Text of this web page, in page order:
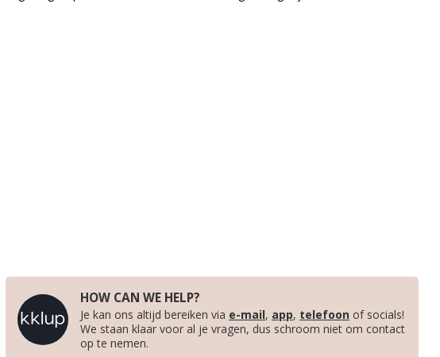
HOW CAN WE HELP?
Je kan ons altijd bereiken via e-mail, app, telefoon of socials!
We staan klaar voor al je vragen, dus schroom niet om contact
op te nemen.